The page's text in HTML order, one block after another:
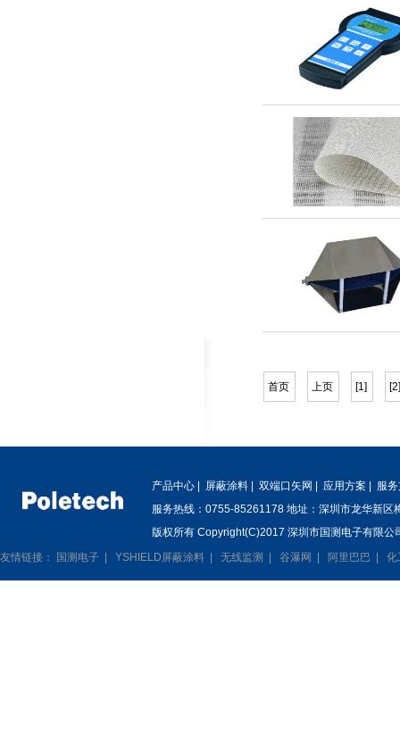
首页 上页 [1]
产品中心 屏蔽涂料 双端口矢网 应用方案
服
服务热线：0755-85261178 地址：深圳市龙华新区
版权所有 Copyright(C)2017 深圳市国测电子有限公
友情链接：
国测电子 YSHIELD屏蔽涂料 无线监测 谷瀑网 阿里巴巴 化